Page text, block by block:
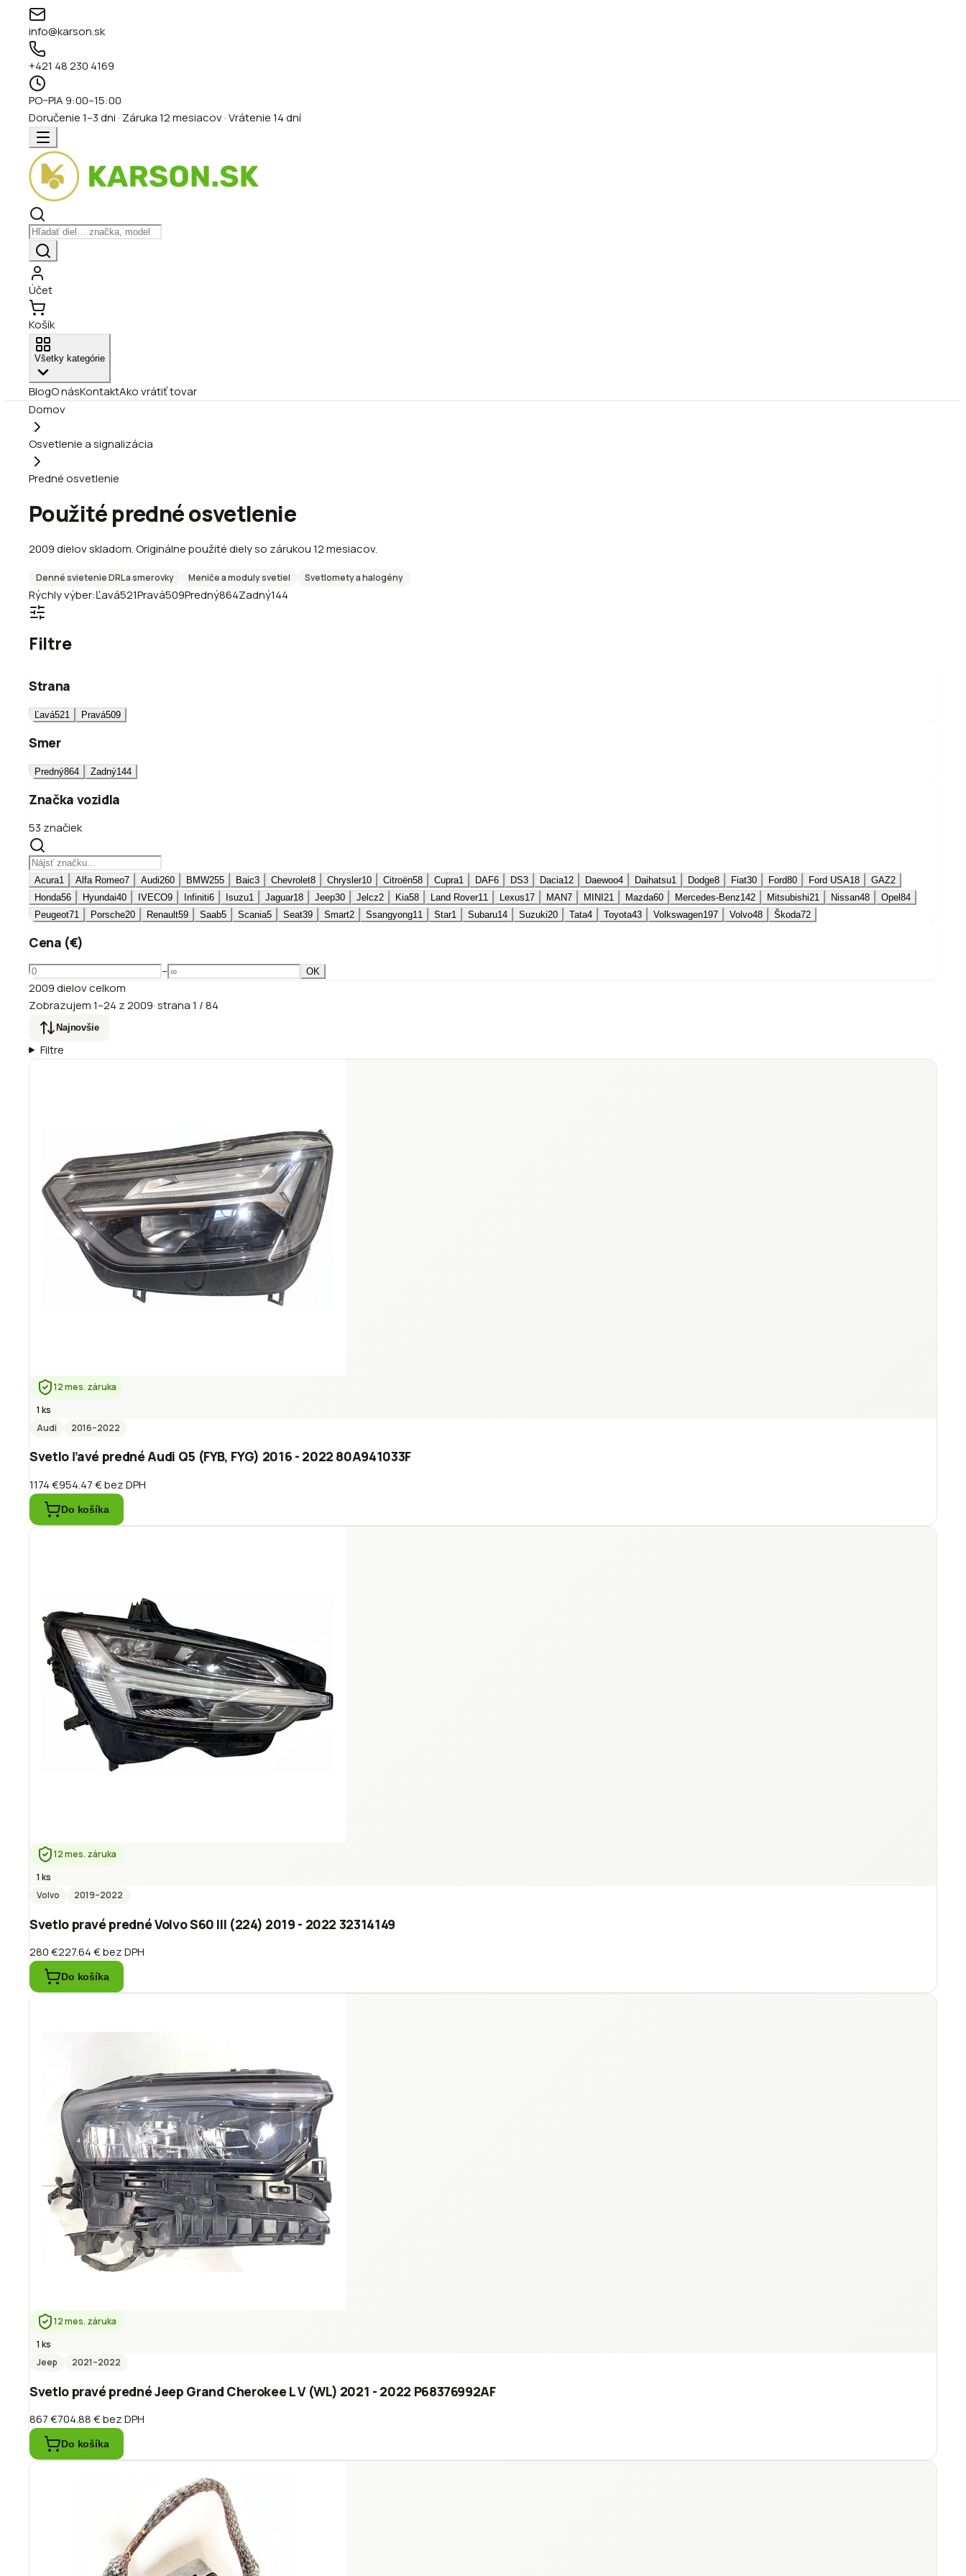
info@karson.sk
+421 48 230 4169
PO–PIA 9:00–15:00
Doručenie 1–3 dni · Záruka 12 mesiacov · Vrátenie 14 dní
Účet
Košík
Všetky kategórie
BlogO násKontaktAko vrátiť tovar
Domov
Osvetlenie a signalizácia
Predné osvetlenie
Použité predné osvetlenie
2009dielovskladom.Originálne použité diely so zárukou 12 mesiacov.
Denné svietenie DRL a smerovky Meniče a moduly svetiel Svetlomety a halogény
Rýchly výber:Ľavá521Pravá509Predný864Zadný144
Filtre
Strana
Ľavá521 Pravá509
Smer
Predný864 Zadný144
Značka vozidla
53 značiek
Acura1 Alfa Romeo7 Audi260 BMW255 Baic3 Chevrolet8 Chrysler10 Citroën58 Cupra1 DAF6 DS3 Dacia12 Daewoo4 Daihatsu1 Dodge8 Fiat30 Ford80 Ford USA18 GAZ2
Honda56 Hyundai40 IVECO9 Infiniti6 Isuzu1 Jaguar18 Jeep30 Jelcz2 Kia58 Land Rover11 Lexus17 MAN7 MINI 21 Mazda60 Mercedes-Benz142 Mitsubishi21 Nissan48 Opel 84
Peugeot71 Porsche20 Renault59 Saab5 Scania5 Seat39 Smart2 Ssangyong11 Star1 Subaru14 Suzuki20 Tata4 Toyota43 Volkswagen197 Volvo48 Škoda72
Cena (€)
– OK
2009dielovcelkom
Zobrazujem1–24 z2009·strana1 /84
Najnovšie
Filtre
12 mes. záruka
1 ks
Audi
2016–2022
Svetlo ľavé predné Audi Q5 (FYB, FYG) 2016 - 2022 80A941033F
1174 €954.47 €bez DPH
Do košíka
12 mes. záruka
1 ks
Volvo
2019–2022
Svetlo pravé predné Volvo S60 III (224) 2019 - 2022 32314149
280 €227.64 €bez DPH
Do košíka
12 mes. záruka
1 ks
Jeep
2021–2022
Svetlo pravé predné Jeep Grand Cherokee L V (WL) 2021 - 2022 P68376992AF
867 €704.88 €bez DPH
Do košíka